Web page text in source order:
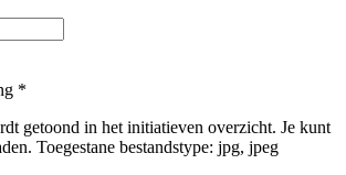
*
getoond in het initiatieven overzicht. Je kunt
Toegestane bestandstype: jpg, jpeg